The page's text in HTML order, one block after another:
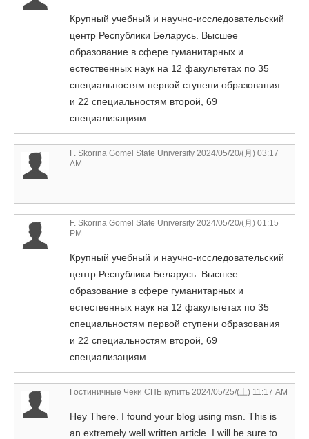
Крупный учебный и научно-исследовательский
центр Республики Беларусь. Высшее
образование в сфере гуманитарных и
естественных наук на 12 факультетах по 35
специальностям первой ступени образования
и 22 специальностям второй, 69
специализациям.
F. Skorina Gomel State University 2024/05/20/(月) 03:17
AM
F. Skorina Gomel State University 2024/05/20/(月) 01:15
PM
Крупный учебный и научно-исследовательский
центр Республики Беларусь. Высшее
образование в сфере гуманитарных и
естественных наук на 12 факультетах по 35
специальностям первой ступени образования
и 22 специальностям второй, 69
специализациям.
Гостиничные Чеки СПБ купить 2024/05/25/(土) 11:17 AM
Hey There. I found your blog using msn. This is
an extremely well written article. I will be sure to